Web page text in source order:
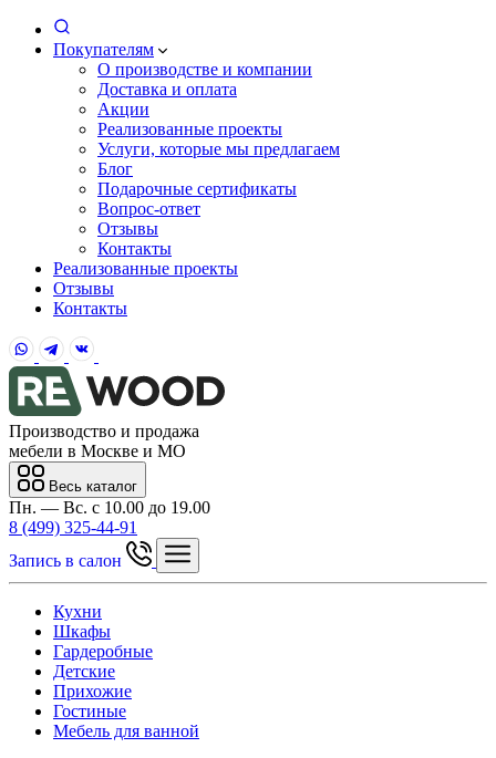
Покупателям
О производстве и компании
Доставка и оплата
Акции
Реализованные проекты
Услуги, которые мы предлагаем
Блог
Подарочные сертификаты
Вопрос-ответ
Отзывы
Контакты
Реализованные проекты
Отзывы
Контакты
Производство и продажа
мебели в Москве и МО
Весь каталог
Пн. — Вс. с 10.00 до 19.00
8 (499) 325-44-91
Запись в салон
Кухни
Шкафы
Гардеробные
Детские
Прихожие
Гостиные
Мебель для ванной